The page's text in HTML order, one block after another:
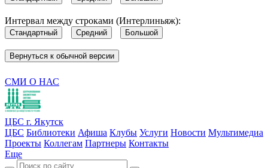
Интервал между строками (Интерлиньяж):
Стандартный Средний Большой
Вернуться к обычной версии
СМИ О НАС
ЦБС г. Якутск
ЦБС Библиотеки Афиша Клубы Услуги Новости Мультимедиа
Проекты Коллегам Партнеры Контакты
Еще